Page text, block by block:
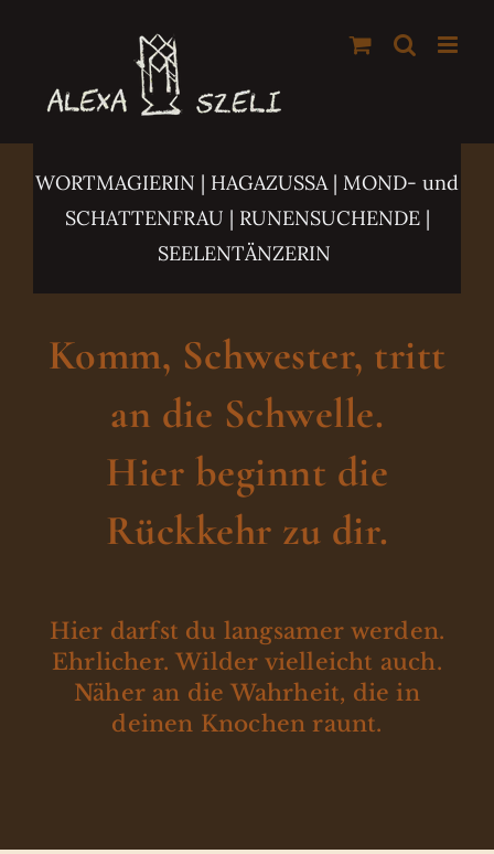
springen
WORTMAGIERIN | HAGAZUSSA | MOND- und
SCHATTENFRAU | RUNENSUCHENDE |
SEELENTÄNZERIN
Komm, Schwester, tritt
an die Schwelle.
Hier beginnt die
Rückkehr zu dir.
Hier darfst du langsamer werden.
Ehrlicher. Wilder vielleicht auch.
Näher an die Wahrheit, die in
deinen Knochen raunt.